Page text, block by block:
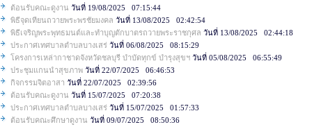
ต้อนรับคณะดูงาน วันที่ 19/08/2025 07:15:44
พิธีจุดเทียนถวายพระพรชัยมงคล วันที่ 13/08/2025 02:42:54
พิธีเจริญพระพุทธมนต์และทำบุญตักบาตรถวายพระราชกุศล วันที่ 13/08/2025 02:44:18
ประกาศเทศบาลตำบลบางเสร่ วันที่ 06/08/2025 08:15:29
โครงการเหล่ากาชาดจังหวัดชลบุรี บำบัดทุกข์ บำรุงสุขฯ วันที่ 05/08/2025 06:55:49
ประชุมแกนนำสุขภาพ วันที่ 22/07/2025 06:46:53
กิจกรรมจิตอาสา วันที่ 22/07/2025 02:39:56
ต้อนรับคณะดูงาน วันที่ 15/07/2025 07:20:38
ประกาศเทศบาลตำบลบางเสร่ วันที่ 15/07/2025 01:57:33
ต้อนรับคณะศึกษาดูงาน วันที่ 09/07/2025 08:50:36